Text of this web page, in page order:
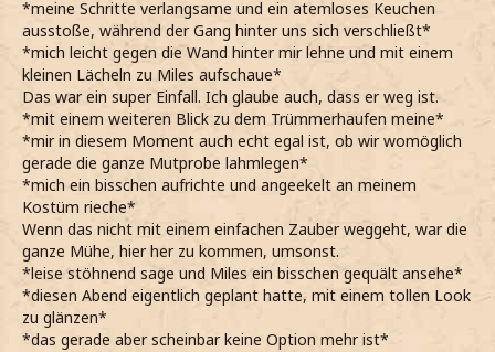
*meine Schritte verlangsame und ein atemloses Keuchen
ausstoße, während der Gang hinter uns sich verschließt*
*mich leicht gegen die Wand hinter mir lehne und mit einem
kleinen Lächeln zu Miles aufschaue*
Das war ein super Einfall. Ich glaube auch, dass er weg ist.
*mit einem weiteren Blick zu dem Trümmerhaufen meine*
*mir in diesem Moment auch echt egal ist, ob wir womöglich
gerade die ganze Mutprobe lahmlegen*
*mich ein bisschen aufrichte und angeekelt an meinem
Kostüm rieche*
Wenn das nicht mit einem einfachen Zauber weggeht, war die
ganze Mühe, hier her zu kommen, umsonst.
*leise stöhnend sage und Miles ein bisschen gequält ansehe*
*diesen Abend eigentlich geplant hatte, mit einem tollen Look
zu glänzen*
*das gerade aber scheinbar keine Option mehr ist*